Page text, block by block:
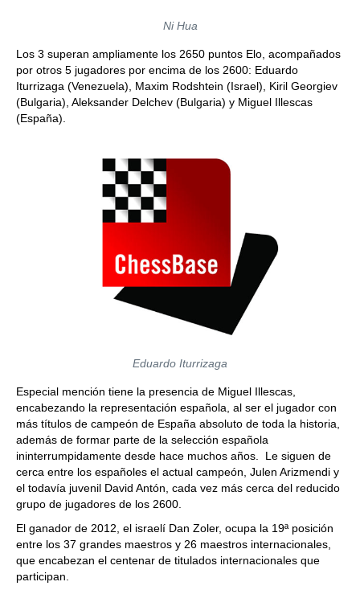
Ni Hua
Los 3 superan ampliamente los 2650 puntos Elo, acompañados
por otros 5 jugadores por encima de los 2600: Eduardo
Iturrizaga (Venezuela), Maxim Rodshtein (Israel), Kiril Georgiev
(Bulgaria), Aleksander Delchev (Bulgaria) y Miguel Illescas
(España).
Eduardo Iturrizaga
Especial mención tiene la presencia de Miguel Illescas,
encabezando la representación española, al ser el jugador con
más títulos de campeón de España absoluto de toda la historia,
además de formar parte de la selección española
ininterrumpidamente desde hace muchos años. Le siguen de
cerca entre los españoles el actual campeón, Julen Arizmendi y
el todavía juvenil David Antón, cada vez más cerca del reducido
grupo de jugadores de los 2600.
El ganador de 2012, el israelí Dan Zoler, ocupa la 19ª posición
entre los 37 grandes maestros y 26 maestros internacionales,
que encabezan el centenar de titulados internacionales que
participan.